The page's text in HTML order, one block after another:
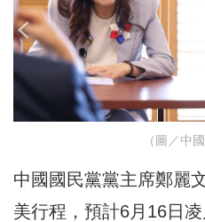
（圖／中
中國國民黨黨主席鄭麗
美行程，預計6月16日